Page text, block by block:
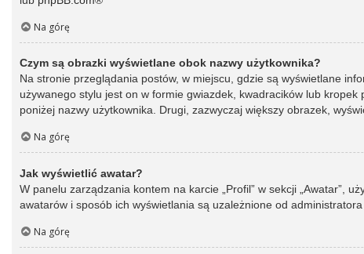
Na górę
Czym są obrazki wyświetlane obok nazwy użytkownika?
Na stronie przeglądania postów, w miejscu, gdzie są wyświetlane
używanego stylu jest on w formie gwiazdek, kwadracików lub
poniżej nazwy użytkownika. Drugi, zazwyczaj większy obrazek,
Na górę
Jak wyświetlić awatar?
W panelu zarządzania kontem na karcie „Profil” w sekcji „Awatar”,
awatarów i sposób ich wyświetlania są uzależnione od
Na górę